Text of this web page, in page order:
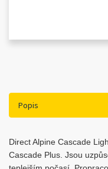
Popis
Direct Alpine Cascade
Cascade Plus. Jsou